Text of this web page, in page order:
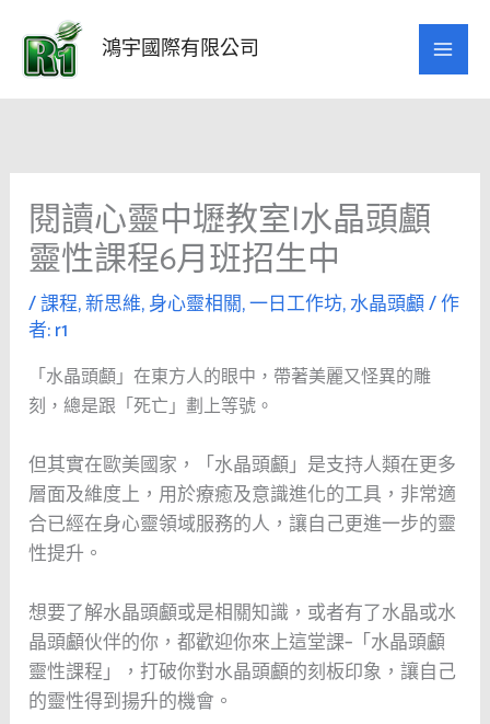
要
鴻宇國際有限公司
閱讀心靈中壢教室|水晶頭顱
靈性課程6月班招生中
/課程,新思維,身心靈相關,一日工作坊,水晶頭顱/ 作
者:r1
「水晶頭顱」在東方人的眼中，帶著美麗又怪異的雕
刻，總是跟「死亡」劃上等號。
但其實在歐美國家，「水晶頭顱」是支持人類在更多
層面及維度上，用於療癒及意識進化的工具，非常適
合已經在身心靈領域服務的人，讓自己更進一步的靈
性提升。
想要了解水晶頭顱或是相關知識，或者有了水晶或水
晶頭顱伙伴的你，都歡迎你來上這堂課–「水晶頭顱
靈性課程」，打破你對水晶頭顱的刻板印象，讓自己
的靈性得到揚升的機會。